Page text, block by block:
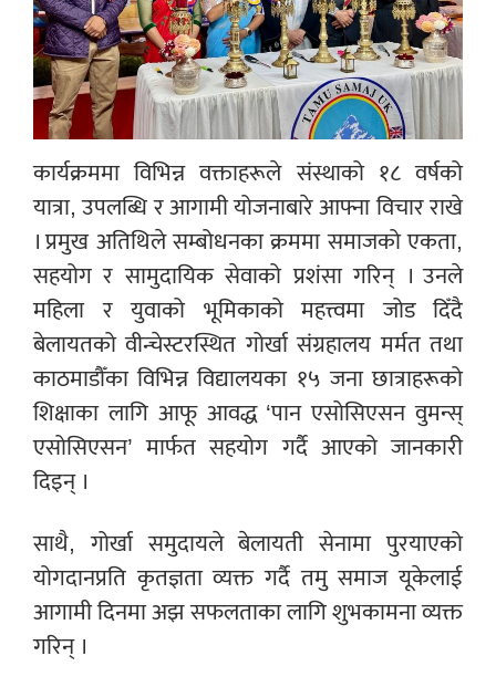
कार्यक्रममा विभिन्न वक्ताहरूले संस्थाको १८ वर्षको
यात्रा, उपलब्धि र आगामी योजनाबारे आफ्ना विचार राखे
। प्रमुख अतिथिले सम्बोधनका क्रममा समाजको एकता,
सहयोग र सामुदायिक सेवाको प्रशंसा गरिन् । उनले
महिला र युवाको भूमिकाको महत्त्वमा जोड दिँदै
बेलायतको वीन्चेस्टरस्थित गोर्खा संग्रहालय मर्मत तथा
काठमाडौँका विभिन्न विद्यालयका १५ जना छात्राहरूको
शिक्षाका लागि आफू आवद्ध ‘पान एसोसिएसन वुमन्स्
एसोसिएसन’ मार्फत सहयोग गर्दै आएको जानकारी
दिइन् ।
साथै, गोर्खा समुदायले बेलायती सेनामा पुरयाएको
योगदानप्रति कृतज्ञता व्यक्त गर्दै तमु समाज यूकेलाई
आगामी दिनमा अझ सफलताका लागि शुभकामना व्यक्त
गरिन् ।